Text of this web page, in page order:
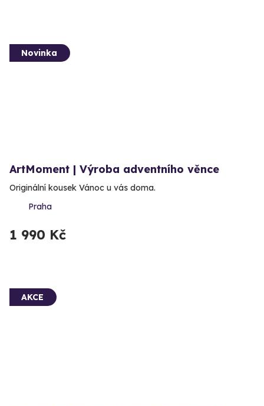
Novinka
ArtMoment | Výroba adventního věnce
Originální kousek Vánoc u vás doma.
Praha
1 990 Kč
AKCE